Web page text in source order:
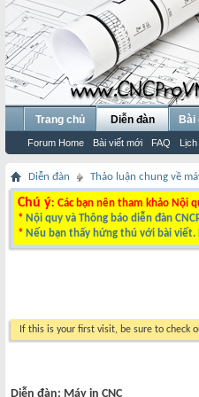
Trang chủ Diễn đàn
Forum Home Bài viết mới FAQ Lịch
Bài
Diễn đàn Thảo luận chung về
Chú ý: Các bạn nên tham khảo Nội
* Nội quy và Thông báo diễn đàn
* Nếu bạn thấy hứng thú với bài viết.
If this is your first visit, be sure to check
Diễn đàn: Máy in CNC